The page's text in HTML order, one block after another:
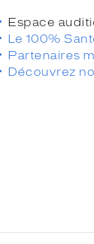
Espace
Le 100%
Partenaires
Découvrez